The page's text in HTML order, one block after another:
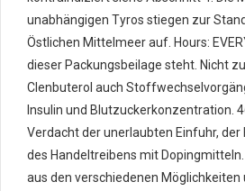
unabhängigen Tyros stiegen zur
Östlichen Mittelmeer auf. Hours:
dieser Packungsbeilage steht. Nicht
Clenbuterol auch
Insulin und Blutzuckerkonzentration.
Verdacht der unerlaubten Einfuhr, der
des Handeltreibens mit
aus den verschiedenen Möglichkeiten